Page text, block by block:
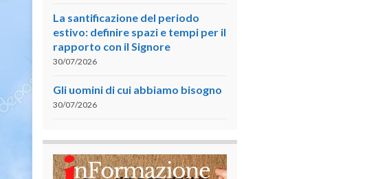
La santificazione del periodo
estivo: definire spazi e tempi per il
rapporto con il Signore
30/07/2026
Gli uomini di cui abbiamo bisogno
30/07/2026